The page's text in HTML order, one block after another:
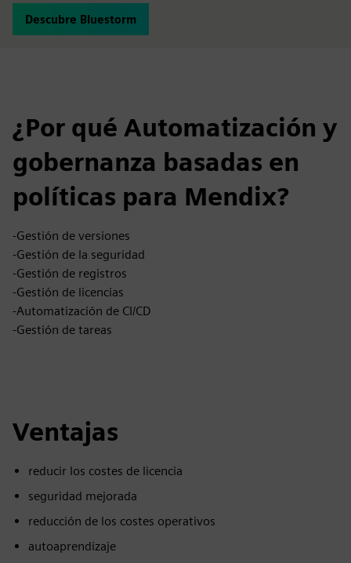
Descubre Bluestorm
¿Por qué Automatización y
gobernanza basadas en
políticas para Mendix?
-Gestión de versiones
-Gestión de la seguridad
-Gestión de registros
-Gestión de licencias
-Automatización de CI/CD
-Gestión de tareas
Ventajas
reducir los costes de licencia
seguridad mejorada
reducción de los costes operativos
autoaprendizaje